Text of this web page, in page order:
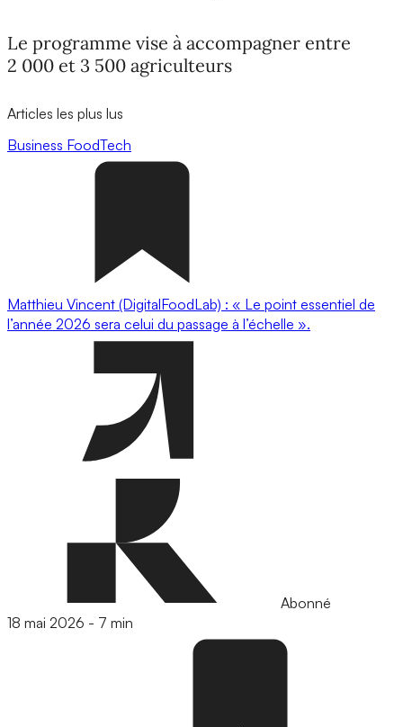
Le programme vise à accompagner entre
2 000 et 3 500 agriculteurs
Articles les plus lus
Business FoodTech
Matthieu Vincent (DigitalFoodLab) : « Le point essentiel de
l’année 2026 sera celui du passage à l’échelle ».
Abonné
18 mai 2026 - 7 min